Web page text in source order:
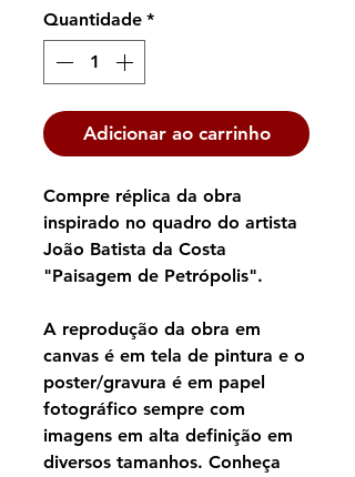
Quantidade *
Adicionar ao carrinho
Compre réplica da obra
inspirado no quadro do artista
João Batista da Costa
"Paisagem de Petrópolis".
A reprodução da obra em
canvas é em tela de pintura e o
poster/gravura é em papel
fotográfico sempre com
imagens em alta definição em
diversos tamanhos. Conheça